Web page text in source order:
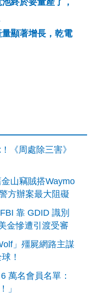
顯著增長，乾電
《周處除三害》
山竊賊搭Waymo
方辦案最大阻礙
靠 GDID 識別
金慘遭引渡受審
」殭屍網路主謀
！
萬名會員名單：
」